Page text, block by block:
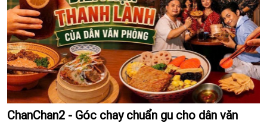
ChanChan2 - Góc chay chuẩn gu cho dân văn